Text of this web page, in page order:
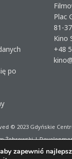
po
Plac
81-
Kino
+48
© 2023Gdyńskie
Żebrowski |
zapewnić